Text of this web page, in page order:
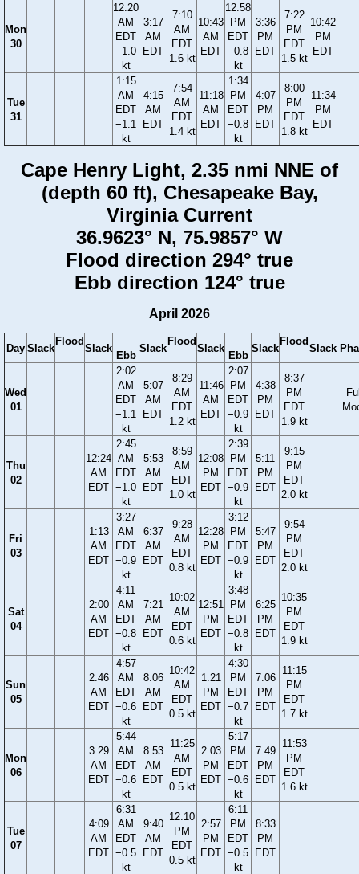
Mon
30
12:20
AM
EDT
−1.0
kt
3:17
AM
EDT
7:10
AM
EDT
1.6 kt
10:43
AM
EDT
12:58
PM
EDT
−0.8
kt
3:36
PM
EDT
7:22
PM
EDT
1.5 kt
10:42
PM
EDT
Tue
31
1:15
AM
EDT
−1.1
kt
4:15
AM
EDT
7:54
AM
EDT
1.4 kt
11:18
AM
EDT
1:34
PM
EDT
−0.8
kt
4:07
PM
EDT
8:00
PM
EDT
1.8 kt
11:34
PM
EDT
Cape Henry Light, 2.35 nmi NNE of
(depth 60 ft), Chesapeake Bay,
Virginia Current
36.9623° N, 75.9857° W
Flood direction 294° true
Ebb direction 124° true
April 2026
Day Slack
Flood
Slack
Ebb
Slack
Flood
Slack
Ebb
Slack
Flood
Slack
Wed
01
2:02
AM
EDT
−1.1
kt
5:07
AM
EDT
8:29
AM
EDT
1.2 kt
11:46
AM
EDT
2:07
PM
EDT
−0.9
kt
4:38
PM
EDT
8:37
PM
EDT
1.9 kt
Thu
02
12:24
AM
EDT
2:45
AM
EDT
−1.0
kt
5:53
AM
EDT
8:59
AM
EDT
1.0 kt
12:08
PM
EDT
2:39
PM
EDT
−0.9
kt
5:11
PM
EDT
9:15
PM
EDT
2.0 kt
Fri
03
1:13
AM
EDT
3:27
AM
EDT
−0.9
kt
6:37
AM
EDT
9:28
AM
EDT
0.8 kt
12:28
PM
EDT
3:12
PM
EDT
−0.9
kt
5:47
PM
EDT
9:54
PM
EDT
2.0 kt
Sat
04
2:00
AM
EDT
4:11
AM
EDT
−0.8
kt
7:21
AM
EDT
10:02
AM
EDT
0.6 kt
12:51
PM
EDT
3:48
PM
EDT
−0.8
kt
6:25
PM
EDT
10:35
PM
EDT
1.9 kt
Sun
05
2:46
AM
EDT
4:57
AM
EDT
−0.6
kt
8:06
AM
EDT
10:42
AM
EDT
0.5 kt
1:21
PM
EDT
4:30
PM
EDT
−0.7
kt
7:06
PM
EDT
11:15
PM
EDT
1.7 kt
Mon
06
3:29
AM
EDT
5:44
AM
EDT
−0.6
kt
8:53
AM
EDT
11:25
AM
EDT
0.5 kt
2:03
PM
EDT
5:17
PM
EDT
−0.6
kt
7:49
PM
EDT
11:53
PM
EDT
1.6 kt
Tue
07
4:09
AM
EDT
6:31
AM
EDT
−0.5
kt
9:40
AM
EDT
12:10
PM
EDT
0.5 kt
2:57
PM
EDT
6:11
PM
EDT
−0.5
kt
8:33
PM
EDT